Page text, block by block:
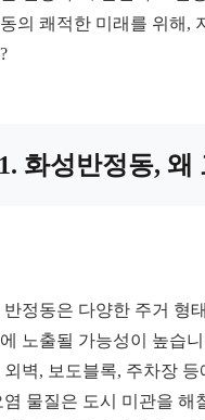
의 쾌적한 미래를 위해,
화성반정동, 왜
반정동은 다양한 주거 형
노출될 가능성이 높습
외벽, 보도블록, 주차장
염 물질은 도시 미관을 해